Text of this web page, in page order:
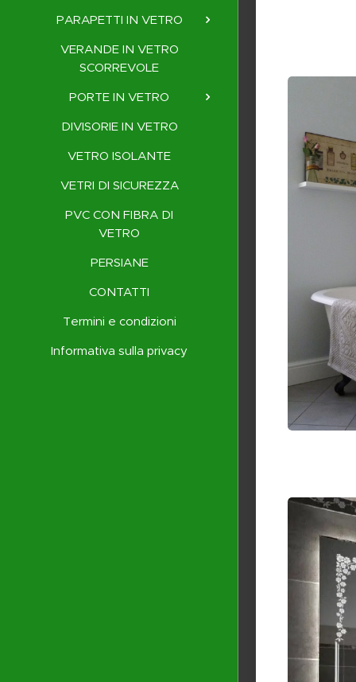
PARAPETTI IN VETRO
VERANDE IN VETRO
SCORREVOLE
PORTE IN VETRO
DIVISORIE IN VETRO
VETRO ISOLANTE
VETRI DI SICUREZZA
PVC CON FIBRA DI
VETRO
PERSIANE
CONTATTI
Termini e condizioni
Informativa sulla privacy